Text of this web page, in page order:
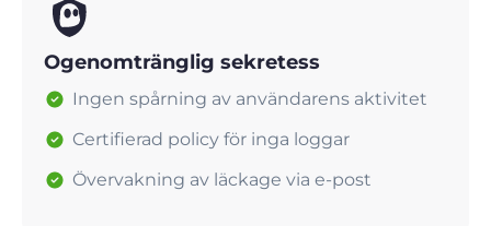
Ogenomtränglig sekretess
Ingen spårning av användarens aktivitet
Certifierad policy för inga loggar
Övervakning av läckage via e-post